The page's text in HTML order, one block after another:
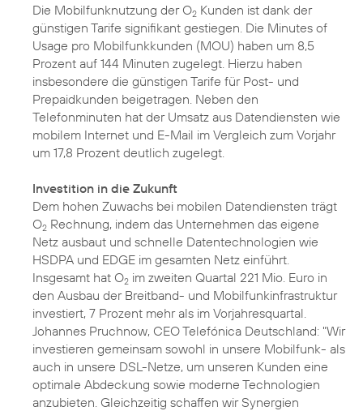
Die Mobilfunknutzung der O2 Kunden ist dank der
günstigen Tarife signifikant gestiegen. Die Minutes of
Usage pro Mobilfunkkunden (MOU) haben um 8,5
Prozent auf 144 Minuten zugelegt. Hierzu haben
insbesondere die günstigen Tarife für Post- und
Prepaidkunden beigetragen. Neben den
Telefonminuten hat der Umsatz aus Datendiensten wie
mobilem Internet und E-Mail im Vergleich zum Vorjahr
um 17,8 Prozent deutlich zugelegt.
Investition in die Zukunft
Dem hohen Zuwachs bei mobilen Datendiensten trägt
O2 Rechnung, indem das Unternehmen das eigene
Netz ausbaut und schnelle Datentechnologien wie
HSDPA und EDGE im gesamten Netz einführt.
Insgesamt hat O2 im zweiten Quartal 221 Mio. Euro in
den Ausbau der Breitband- und Mobilfunkinfrastruktur
investiert, 7 Prozent mehr als im Vorjahresquartal.
Johannes Pruchnow, CEO Telefónica Deutschland: "Wir
investieren gemeinsam sowohl in unsere Mobilfunk- als
auch in unsere DSL-Netze, um unseren Kunden eine
optimale Abdeckung sowie moderne Technologien
anzubieten. Gleichzeitig schaffen wir Synergien